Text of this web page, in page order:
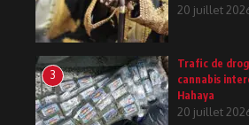
20 juillet
3
Trafic de
cannabis
Hahaya
20 juillet